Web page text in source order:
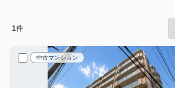
1件
中古マンション